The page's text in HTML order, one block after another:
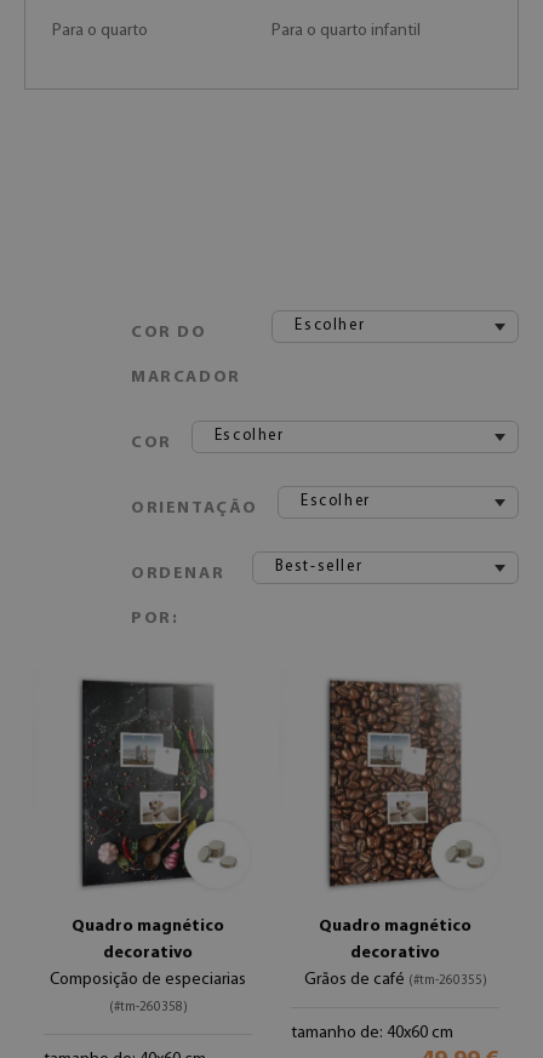
Para o quarto Para o quarto infantil
COR DO
MARCADOR
Escolher
COR Escolher
ORIENTAÇÃO Escolher
ORDENAR
POR:
Best-seller
Quadro magnético
decorativo
Composição de especiarias
(#tm-260358)
Quadro magnético
decorativo
Grãos de café (#tm-260355)
tamanho de: 40x60 cm